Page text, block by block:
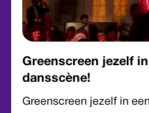
Greenscreen jezelf
dansscène!
Greenscreen jezelf in